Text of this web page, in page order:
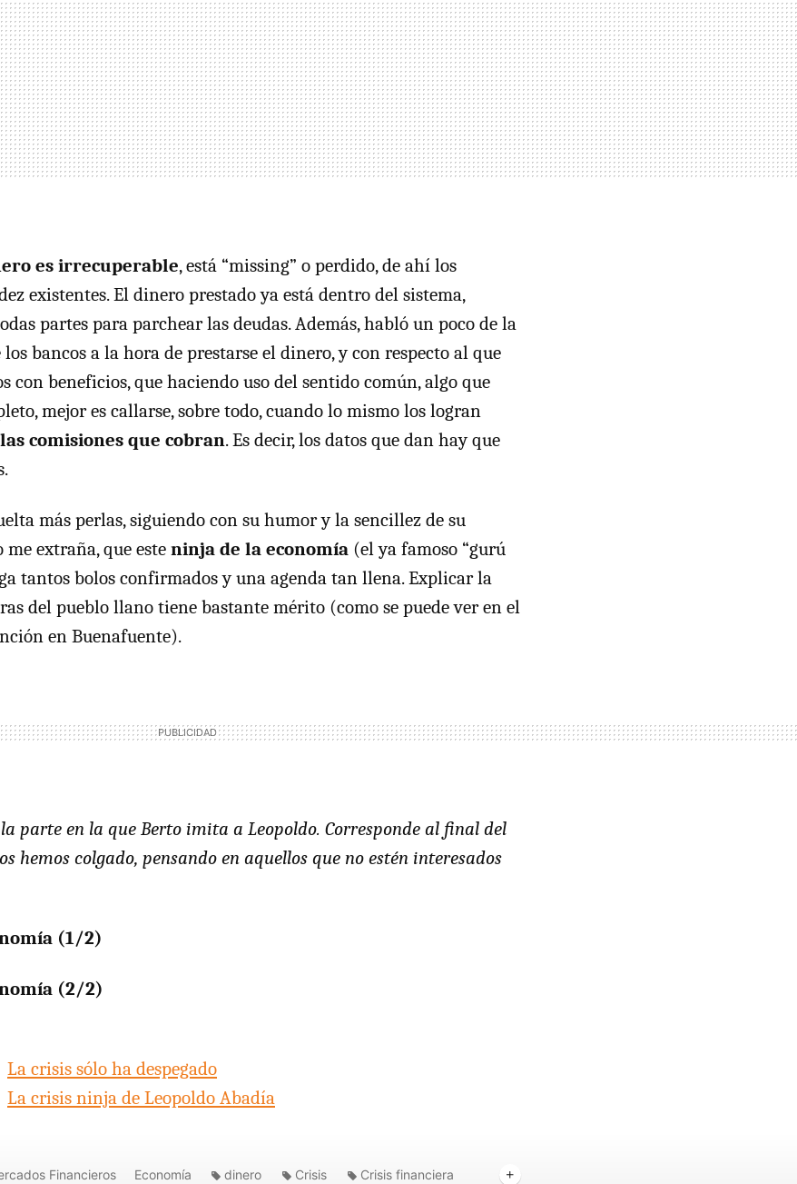
es irrecuperable, está “missing” o perdido, de ahí los
existentes. El dinero prestado ya está dentro del sistema,
partes para parchear las deudas. Además, habló un poco de la
bancos a la hora de prestarse el dinero, y con respecto al que
con beneficios, que haciendo uso del sentido común, algo que
mejor es callarse, sobre todo, cuando lo mismo los logran
comisiones que cobran. Es decir, los datos que dan hay que
más perlas, siguiendo con su humor y la sencillez de su
me extraña, que este ninja de la economía (el ya famoso “gurú
tantos bolos confirmados y una agenda tan llena. Explicar la
del pueblo llano tiene bastante mérito (como se puede ver en el
en Buenafuente).
parte en la que Berto imita a Leopoldo. Corresponde al final del
hemos colgado, pensando en aquellos que no estén interesados
(1/2)
(2/2)
La crisis sólo ha despegado
La crisis ninja de Leopoldo Abadía
Financieros Economía dinero Crisis
Crisis financiera